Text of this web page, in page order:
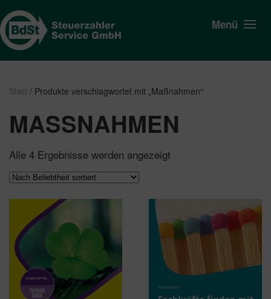
Menü
Start / Produkte verschlagwortet mit „Maßnahmen“
MASSNAHMEN
Alle 4 Ergebnisse werden angezeigt